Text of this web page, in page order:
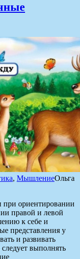
, МышлениеОльга
ориентировании
правой и левой
к себе и
представления у
и развивать
выполнять